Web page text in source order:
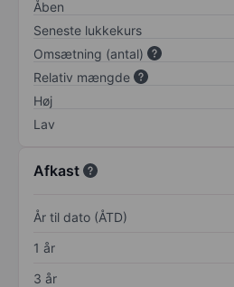
Åben
Seneste lukkekurs
Omsætning (antal)
Relativ mængde
Høj
Lav
Afkast
År til dato (ÅTD)
1 år
3 år